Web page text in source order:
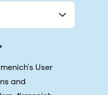
User
and